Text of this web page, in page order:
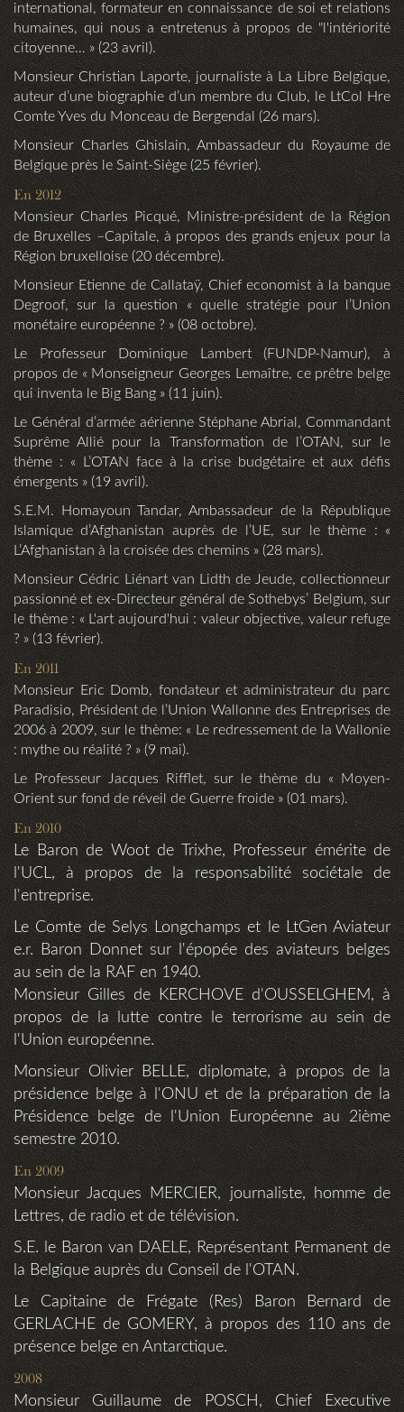
international, formateur en connaissance de soi et relations
humaines, qui nous a entretenus à propos de "l'intériorité
citoyenne… » (23 avril).
Monsieur Christian Laporte, journaliste à La Libre Belgique,
auteur d’une biographie d’un membre du Club, le LtCol Hre
Comte Yves du Monceau de Bergendal (26 mars).
Monsieur Charles Ghislain, Ambassadeur du Royaume de
Belgique près le Saint-Siège (25 février).
En 2012
Monsieur Charles Picqué, Ministre-président de la Région
de Bruxelles –Capitale, à propos des grands enjeux pour la
Région bruxelloise (20 décembre).
Monsieur Etienne de Callataÿ, Chief economist à la banque
Degroof, sur la question « quelle stratégie pour l’Union
monétaire européenne ? » (08 octobre).
Le Professeur Dominique Lambert (FUNDP-Namur), à
propos de « Monseigneur Georges Lemaître, ce prêtre belge
qui inventa le Big Bang » (11 juin).
Le Général d’armée aérienne Stéphane Abrial, Commandant
Suprême Allié pour la Transformation de l’OTAN, sur le
thème : « L’OTAN face à la crise budgétaire et aux défis
émergents » (19 avril).
S.E.M. Homayoun Tandar, Ambassadeur de la République
Islamique d’Afghanistan auprès de l’UE, sur le thème : «
L’Afghanistan à la croisée des chemins » (28 mars).
Monsieur Cédric Liénart van Lidth de Jeude, collectionneur
passionné et ex-Directeur général de Sothebys’ Belgium, sur
le thème : « L'art aujourd'hui : valeur objective, valeur refuge
? » (13 février).
En 2011
Monsieur Eric Domb, fondateur et administrateur du parc
Paradisio, Président de l’Union Wallonne des Entreprises de
2006 à 2009, sur le thème: « Le redressement de la Wallonie
: mythe ou réalité ? » (9 mai).
Le Professeur Jacques Rifflet, sur le thème du « Moyen-
Orient sur fond de réveil de Guerre froide » (01 mars).
En 2010
Le Baron de Woot de Trixhe, Professeur émérite de
l'UCL, à propos de la responsabilité sociétale de
l'entreprise.
Le Comte de Selys Longchamps et le LtGen Aviateur
e.r. Baron Donnet sur l'épopée des aviateurs belges
au sein de la RAF en 1940.
Monsieur Gilles de KERCHOVE d'OUSSELGHEM, à
propos de la lutte contre le terrorisme au sein de
l'Union européenne.
Monsieur Olivier BELLE, diplomate, à propos de la
présidence belge à l'ONU et de la préparation de la
Présidence belge de l'Union Européenne au 2ième
semestre 2010.
En 2009
Monsieur Jacques MERCIER, journaliste, homme de
Lettres, de radio et de télévision.
S.E. le Baron van DAELE, Représentant Permanent de
la Belgique auprès du Conseil de l'OTAN.
Le Capitaine de Frégate (Res) Baron Bernard de
GERLACHE de GOMERY, à propos des 110 ans de
présence belge en Antarctique.
2008
Monsieur Guillaume de POSCH, Chief Executive